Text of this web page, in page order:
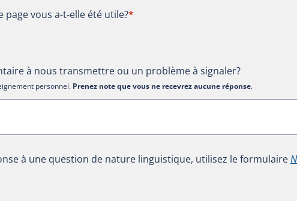
page vous a-t-elle été utile?
page vous a-t-elle été utile?*
à nous transmettre ou un problème à signaler?
personnel. Prenez note que vous ne recevrez aucune réponse.
à une question de nature linguistique, utilisez le formulaire